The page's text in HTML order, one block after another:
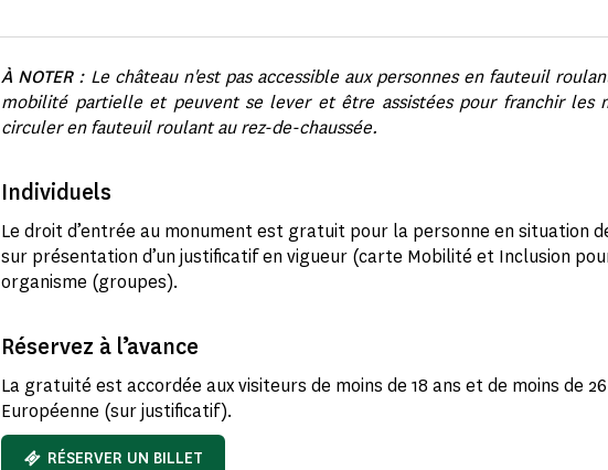
À NOTER : Le château n'est pas accessible aux personnes en fauteuil
mobilité partielle et peuvent se lever et être assistées pour franchir les
circuler en fauteuil roulant au rez-de-chaussée.
Individuels
Le droit d’entrée au monument est gratuit pour la personne en situation
sur présentation d’un justificatif en vigueur (carte Mobilité et Inclusion
organisme (groupes).
Réservez à l’avance
La gratuité est accordée aux visiteurs de moins de 18 ans et de moins de
Européenne (sur justificatif).
RÉSERVER UN BILLET